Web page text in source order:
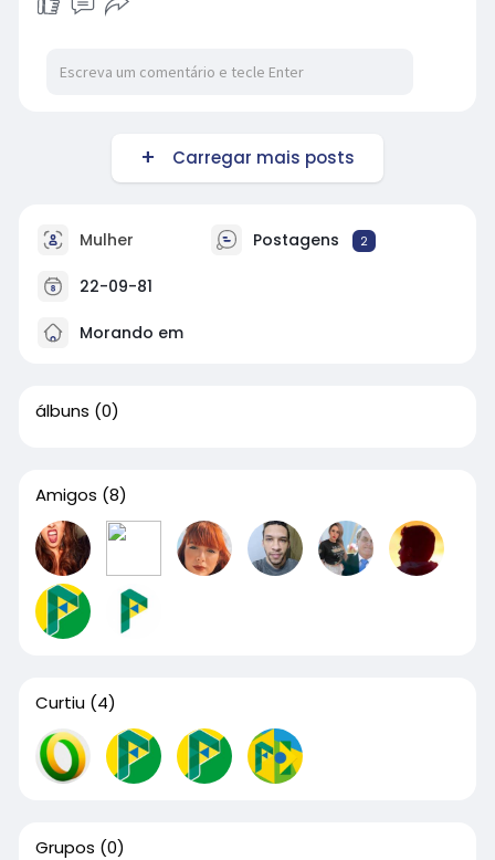
Carregar mais posts
Mulher Postagens 2
22-09-81
Morando em
álbuns (0)
Amigos (8)
Curtiu (4)
Grupos (0)